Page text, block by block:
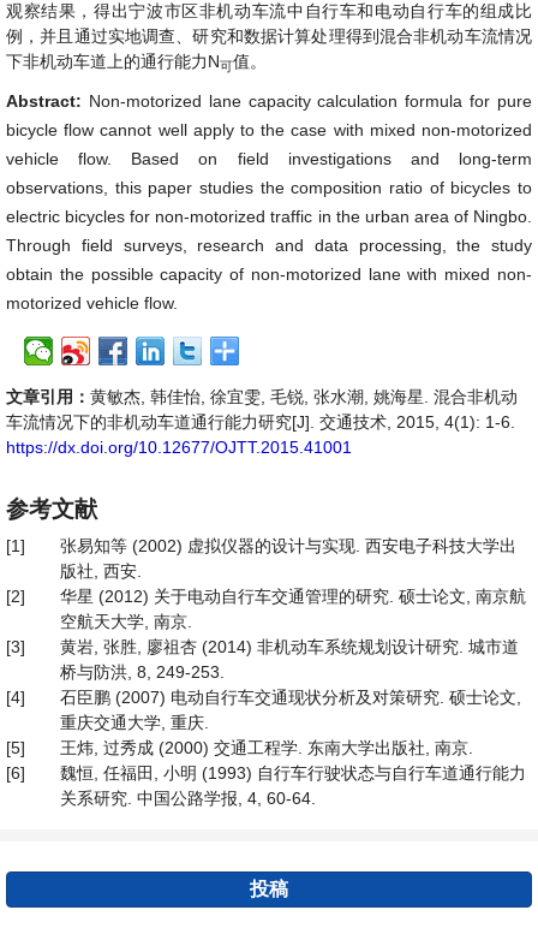
观察结果，得出宁波市区非机动车流中自行车和电动自行车的组成比
例，并且通过实地调查、研究和数据计算处理得到混合非机动车流情况
下非机动车道上的通行能力N可值。
Abstract: Non-motorized lane capacity calculation formula for pure
bicycle flow cannot well apply to the case with mixed non-motorized
vehicle flow. Based on field investigations and long-term
observations, this paper studies the composition ratio of bicycles to
electric bicycles for non-motorized traffic in the urban area of Ningbo.
Through field surveys, research and data processing, the study
obtain the possible capacity of non-motorized lane with mixed non-
motorized vehicle flow.
文章引用： 黄敏杰, 韩佳怡, 徐宜雯, 毛锐, 张水潮, 姚海星. 混合非机动
车流情况下的非机动车道通行能力研究[J]. 交通技术, 2015, 4(1): 1-6.
https://dx.doi.org/10.12677/OJTT.2015.41001
参考文献
[1]
张易知等 (2002) 虚拟仪器的设计与实现. 西安电子科技大学出
版社, 西安.
[2]
华星 (2012) 关于电动自行车交通管理的研究. 硕士论文, 南京航
空航天大学, 南京.
[3]
黄岩, 张胜, 廖祖杏 (2014) 非机动车系统规划设计研究. 城市道
桥与防洪, 8, 249-253.
[4]
石臣鹏 (2007) 电动自行车交通现状分析及对策研究. 硕士论文,
重庆交通大学, 重庆.
[5]
王炜, 过秀成 (2000) 交通工程学. 东南大学出版社, 南京.
[6]
魏恒, 任福田, 小明 (1993) 自行车行驶状态与自行车道通行能力
关系研究. 中国公路学报, 4, 60-64.
投稿